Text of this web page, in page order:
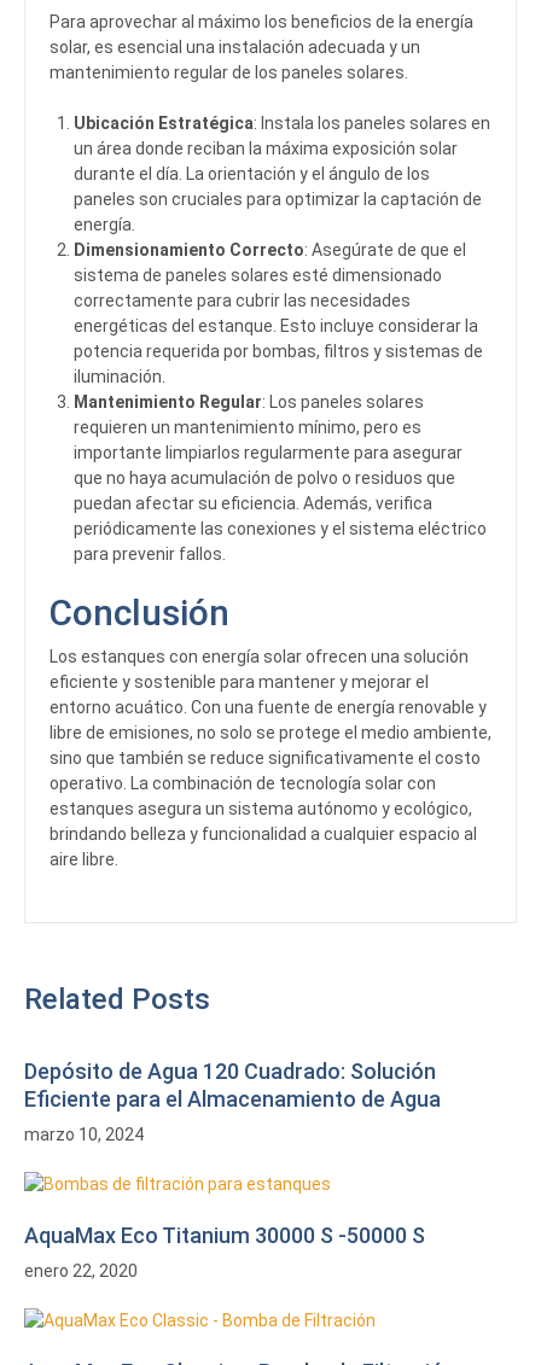
Para aprovechar al máximo los beneficios de la energía
solar, es esencial una instalación adecuada y un
mantenimiento regular de los paneles solares.
Ubicación Estratégica: Instala los paneles solares en
un área donde reciban la máxima exposición solar
durante el día. La orientación y el ángulo de los
paneles son cruciales para optimizar la captación de
energía.
Dimensionamiento Correcto: Asegúrate de que el
sistema de paneles solares esté dimensionado
correctamente para cubrir las necesidades
energéticas del estanque. Esto incluye considerar la
potencia requerida por bombas, filtros y sistemas de
iluminación.
Mantenimiento Regular: Los paneles solares
requieren un mantenimiento mínimo, pero es
importante limpiarlos regularmente para asegurar
que no haya acumulación de polvo o residuos que
puedan afectar su eficiencia. Además, verifica
periódicamente las conexiones y el sistema eléctrico
para prevenir fallos.
Conclusión
Los estanques con energía solar ofrecen una solución
eficiente y sostenible para mantener y mejorar el
entorno acuático. Con una fuente de energía renovable y
libre de emisiones, no solo se protege el medio ambiente,
sino que también se reduce significativamente el costo
operativo. La combinación de tecnología solar con
estanques asegura un sistema autónomo y ecológico,
brindando belleza y funcionalidad a cualquier espacio al
aire libre.
Related Posts
Depósito de Agua 120 Cuadrado: Solución
Eficiente para el Almacenamiento de Agua
marzo 10, 2024
AquaMax Eco Titanium 30000 S -50000 S
enero 22, 2020